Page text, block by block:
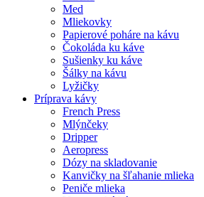
Med
Mliekovky
Papierové poháre na kávu
Čokoláda ku káve
Sušienky ku káve
Šálky na kávu
Lyžičky
Príprava kávy
French Press
Mlýnčeky
Dripper
Aeropress
Dózy na skladovanie
Kanvičky na šľahanie mlieka
Peniče mlieka